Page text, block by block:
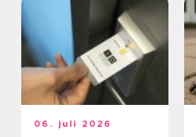
06. juli 2026